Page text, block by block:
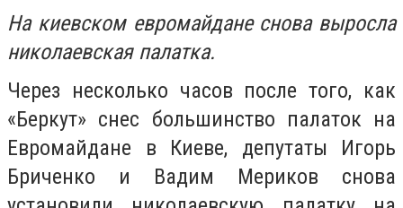
На киевском евромайдане снова выросла
николаевская палатка.
Через несколько часов после того, как
«Беркут» снес большинство палаток на
Евромайдане в Киеве, депутаты Игорь
Бриченко и Вадим Мериков снова